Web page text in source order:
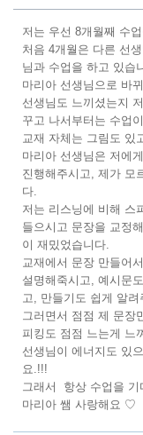
저는 우선 8개월째 수
처음 4개월은 다른 선
님과 수업을 하고 있습
마리아 선생님으로 바
선생님도 느끼셨는지
꾸고 나서부터는 수업
교재 자체는 그림도 있
마리아 선생님은 저에
진행해주시고, 제가 모
다.
저는 리스닝에 비해 스
들으시고 문장을 교정
이 재밌었습니다.
교재에서 문장 만들어
설명해죽시고, 예시문
고, 만들기도 쉽게 알려
그러면서 점점 제 문장
피킹도 점점 느는게 느
선생님이 에너지도 있
요.!!!
그래서 항상 수업을 기
마리아 쌤 사랑해요 ♡